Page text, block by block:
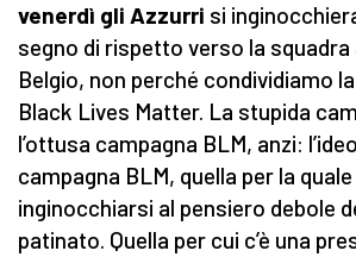
venerdì gli Azzurri si
segno di rispetto verso la squadra
Belgio, non perché condividiamo
Black Lives Matter. La stupida
l’ottusa campagna BLM, anzi:
campagna BLM, quella per la
inginocchiarsi al pensiero debole
patinato. Quella per cui c’è una